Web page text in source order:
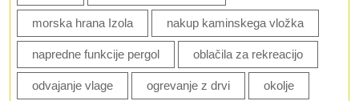
morska hrana Izola nakup kaminskega vložka
napredne funkcije pergol oblačila za rekreacijo
odvajanje vlage ogrevanje z drvi okolje